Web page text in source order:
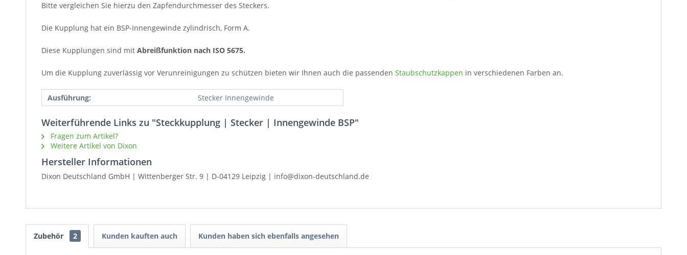
Bitte vergleichen Sie hierzu den Zapfendurchmesser des Steckers.
Die Kupplung hat ein BSP-Innengewinde zylindrisch, Form A.
Diese Kupplungen sind mit Abreißfunktion nach ISO 5675.
Um die Kupplung zuverlässig vor Verunreinigungen zu schützen bieten wir Ihnen auch die passenden Staubschutzkappen in verschiedenen Farben an.
Ausführung: Stecker Innengewinde
Weiterführende Links zu "Steckkupplung | Stecker | Innengewinde BSP"
Fragen zum Artikel?
Weitere Artikel von Dixon
Hersteller Informationen
Dixon Deutschland GmbH | Wittenberger Str. 9 | D-04129 Leipzig | info@dixon-deutschland.de
Zubehör 2 Kunden kauften auch Kunden haben sich ebenfalls angesehen